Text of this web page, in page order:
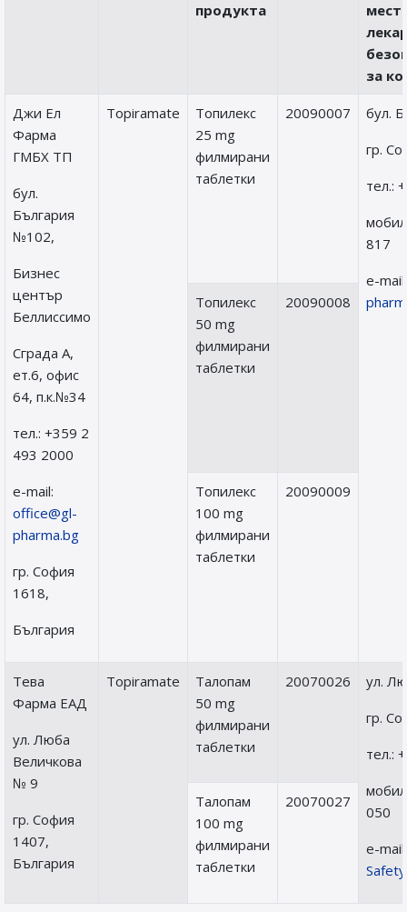
продукта
за
Джи Ел
Фарма
ГМБХ ТП
бул.
България
№102,
Бизнес
център
Беллиссимо
Сграда А,
ет.6, офис
64, п.к.№34
тел.: +359 2
493 2000
е-mail:
office@gl-
pharma.bg
гр. София
1618,
България
Topiramate
Топилекс
25 mg
филмирани
таблетки
20090007
бул.
гр.
тел.:
817
е-
Топилекс
50 mg
филмирани
таблетки
20090008
Топилекс
100 mg
филмирани
таблетки
20090009
Тева
Фарма ЕАД
ул. Люба
Величкова
№ 9
гр. София
1407,
България
Topiramate
Талопам
50 mg
филмирани
таблетки
20070026
ул.
гр.
тел.:
050
е-mail:
Талопам
100 mg
филмирани
таблетки
20070027